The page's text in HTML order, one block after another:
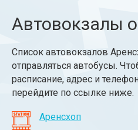
Автовокзалы
Список автовокзалов
отправляться автобусы.
расписание, адрес и
перейдите по ссылке ниже.
Аренсхоп